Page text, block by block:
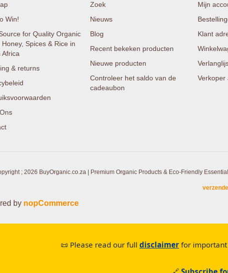
Win!
for Quality Organic
Honey, Spices & Rice in
Africa
& returns
Zoek
Nieuws
Blog
Recent bekeken producten
Nieuwe producten
Controleer het saldo van de
cadeaubon
Mijn
Klant
Verkoper
; 2026 BuyOrganic.co.za | Premium Organic Products & Eco-Friendly
by nopCommerce
📜 Please read our full disclaimer for